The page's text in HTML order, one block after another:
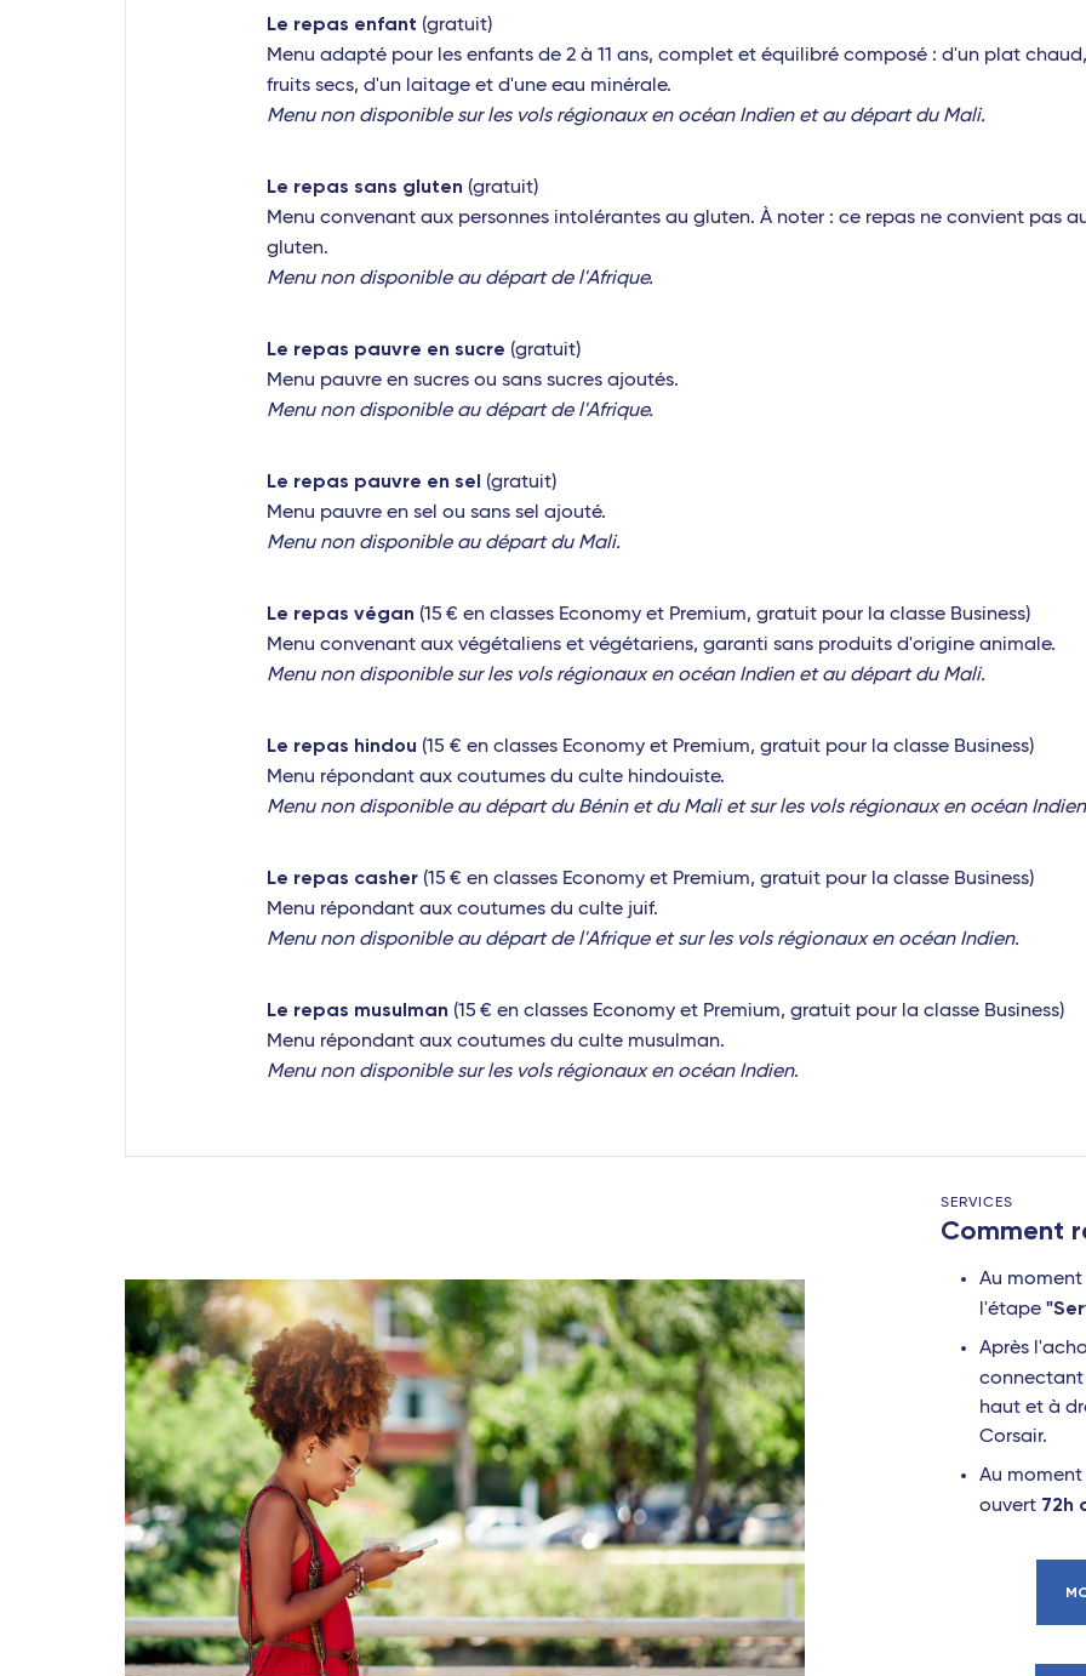
Le repas enfant (gratuit)
Menu adapté pour les enfants de 2 à 11 ans, complet et équilibré composé : d'un plat
fruits secs, d'un laitage et d'une eau minérale.
Menu non disponible sur les vols régionaux en océan Indien et au départ du Mali.
Le repas sans gluten (gratuit)
Menu convenant aux personnes intolérantes au gluten. À noter : ce repas ne convient pas
gluten.
Menu non disponible au départ de l'Afrique.
Le repas pauvre en sucre (gratuit)
Menu pauvre en sucres ou sans sucres ajoutés.
Menu non disponible au départ de l'Afrique.
Le repas pauvre en sel (gratuit)
Menu pauvre en sel ou sans sel ajouté.
Menu non disponible au départ du Mali.
Le repas végan (15 € en classes Economy et Premium, gratuit pour la classe Business)
Menu convenant aux végétaliens et végétariens, garanti sans produits d'origine animale.
Menu non disponible sur les vols régionaux en océan Indien et au départ du Mali.
Le repas hindou (15 € en classes Economy et Premium, gratuit pour la classe Business)
Menu répondant aux coutumes du culte hindouiste.
Menu non disponible au départ du Bénin et du Mali et sur les vols régionaux en océan
Le repas casher (15 € en classes Economy et Premium, gratuit pour la classe Business)
Menu répondant aux coutumes du culte juif.
Menu non disponible au départ de l'Afrique et sur les vols régionaux en océan Indien.
Le repas musulman (15 € en classes Economy et Premium, gratuit pour la classe Business)
Menu répondant aux coutumes du culte musulman.
Menu non disponible sur les vols régionaux en océan Indien.
SERVICES
Comment
Au
l'étape
Après
haut et à
Corsair.
Au
ouvert 72h